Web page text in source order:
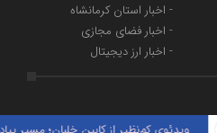
- اخبار استان کرمانشاه
- اخبار فضای مجازی
- اخبار ارز دیجیتال